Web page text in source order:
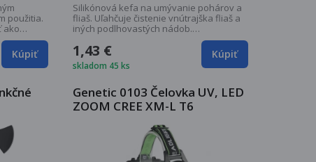
použitia.
ako
Kúpiť
Silikónová kefa na umývanie pohárov a
fliaš. Uľahčuje čistenie vnútrajška fliaš a
iných podlhovastých nádob.
1,43 €
skladom 45 ks
Kúpiť
Genetic 0103 Čelovka UV, LED
ZOOM CREE XM-L T6